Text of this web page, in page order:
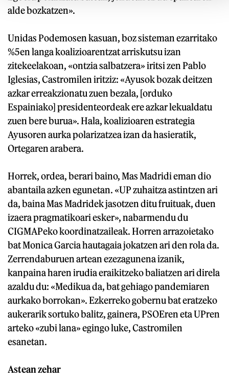
alde bozkatzen».
Unidas Podemosen kasuan, boz sisteman ezarritako
%5en langa koalizioarentzat arriskutsu izan
zitekeelakoan, «ontzia salbatzera» iritsi zen Pablo
Iglesias, Castromilen iritziz: «Ayusok bozak deitzen
azkar erreakzionatu zuen bezala, [orduko
Espainiako] presidenteordeak ere azkar lekualdatu
zuen bere burua». Hala, koalizioaren estrategia
Ayusoren aurka polarizatzea izan da hasieratik,
Ortegaren arabera.
Horrek, ordea, berari baino, Mas Madridi eman dio
abantaila azken egunetan. «UP zuhaitza astintzen ari
da, baina Mas Madridek jasotzen ditu fruituak, duen
izaera pragmatikoari esker», nabarmendu du
CIGMAPeko koordinatzaileak. Horren arrazoietako
bat Monica Garcia hautagaia jokatzen ari den rola da.
Zerrendaburuen artean ezezagunena izanik,
kanpaina haren irudia eraikitzeko baliatzen ari direla
azaldu du: «Medikua da, bat gehiago pandemiaren
aurkako borrokan». Ezkerreko gobernu bat eratzeko
aukerarik sortuko balitz, gainera, PSOEren eta UPren
arteko «zubi lana» egingo luke, Castromilen
esanetan.
Astean zehar